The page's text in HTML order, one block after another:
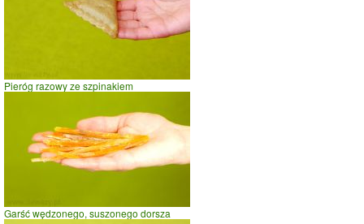
0
prowadzenie samochodu
Pieróg razowy ze szpinakiem
Garść wędzonego, suszonego dorsza